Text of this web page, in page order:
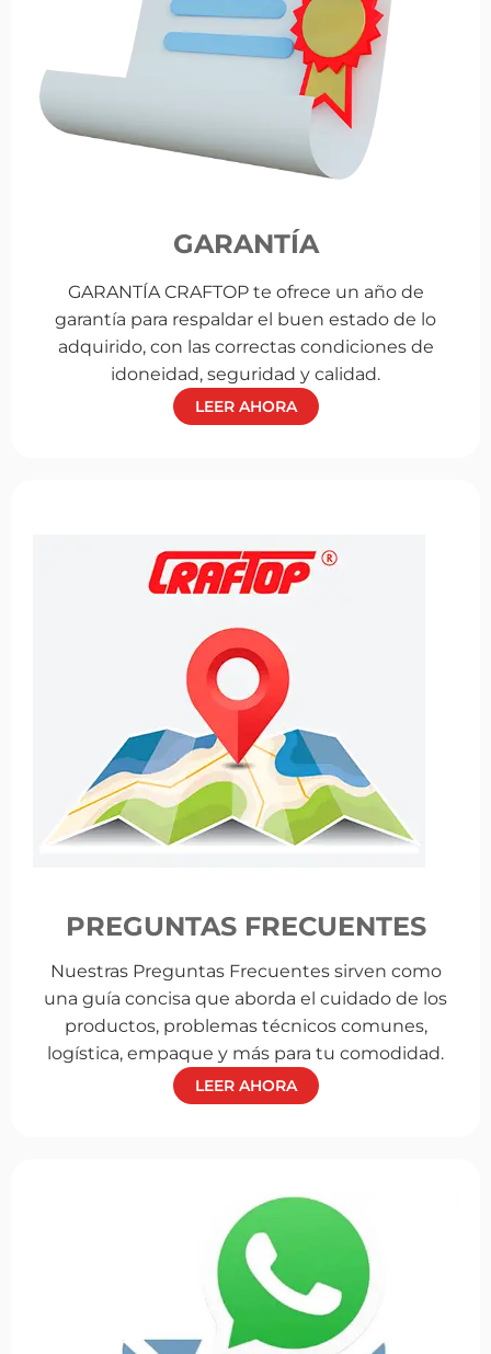
GARANTÍA
GARANTÍA CRAFTOP te ofrece un año de
garantía para respaldar el buen estado de lo
adquirido, con las correctas condiciones de
idoneidad, seguridad y calidad.
LEER AHORA
PREGUNTAS FRECUENTES
Nuestras Preguntas Frecuentes sirven como
una guía concisa que aborda el cuidado de los
productos, problemas técnicos comunes,
logística, empaque y más para tu comodidad.
LEER AHORA